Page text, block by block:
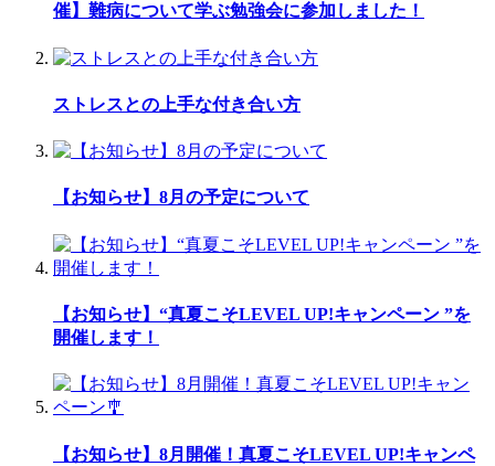
催】難病について学ぶ勉強会に参加しました！
ストレスとの上手な付き合い方
【お知らせ】8月の予定について
【お知らせ】“真夏こそLEVEL UP!キャンペーン ”を
開催します！
【お知らせ】8月開催！真夏こそLEVEL UP!キャンペ